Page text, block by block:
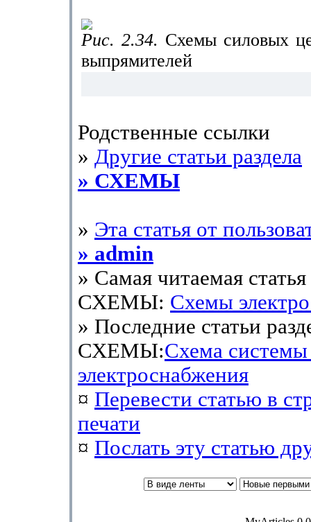
Рис. 2.34. Схемы силовых
выпрямителей
Родственные ссылки
» Другие статьи раздела
» СХЕМЫ
» Эта статья от
» admin
» Самая читаемая статья
СХЕМЫ: Схемы
» Последние статьи
СХЕМЫ:Схема
электроснабжения
¤ Перевести статью в
печати
¤ Послать эту cтатью